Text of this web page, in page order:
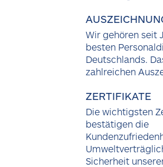
Wir gehören seit
besten
Deutschlands.
zahlreichen
ZERTIFIKATE
Die wichtigsten
bestätigen die
Sicherheit